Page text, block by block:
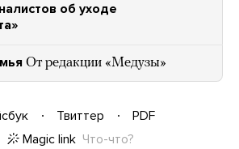
об уходе
От редакции «Медузы»
Твиттер
PDF
Magic link Что-что?